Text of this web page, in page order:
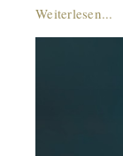
Weiterlesen...